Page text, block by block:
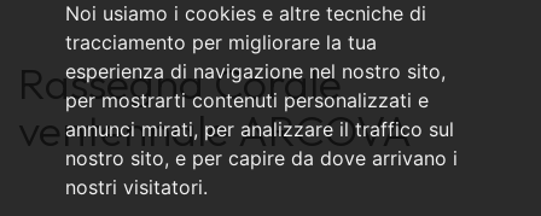
Noi usiamo i cookies e altre tecniche di
tracciamento per migliorare la tua
esperienza di navigazione nel nostro sito,
per mostrarti contenuti personalizzati e
annunci mirati, per analizzare il traffico sul
nostro sito, e per capire da dove arrivano i
nostri visitatori.
Rassegna Corale
ventennale ARCOVA